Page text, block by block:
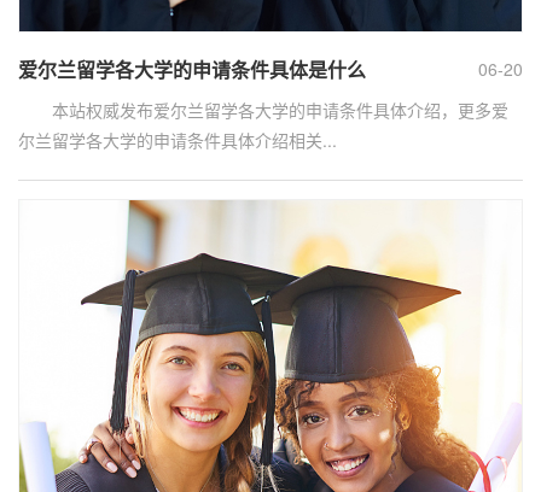
06-20
爱尔兰留学各大学的申请条件具体是什么
本站权威发布爱尔兰留学各大学的申请条件具体介绍，更多爱
尔兰留学各大学的申请条件具体介绍相关...